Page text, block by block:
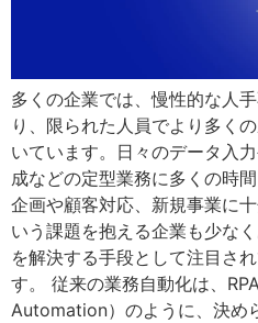
多くの企業では、慢性的な人
り、限られた人員でより多く
いています。日々のデータ入
成などの定型業務に多くの時
企画や顧客対応、新規事業に
いう課題を抱える企業も少な
を解決する手段として注目さ
す。 従来の業務自動化は、
Automation）のように、決め